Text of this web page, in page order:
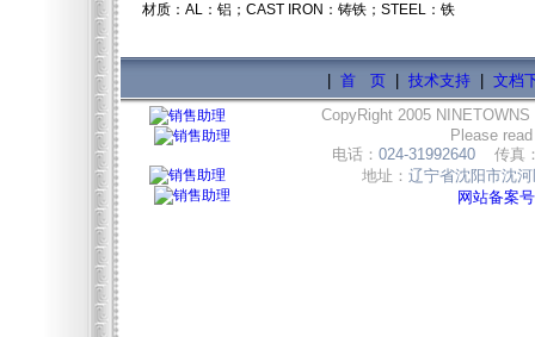
材质：AL：铝；CAST IRON：铸铁；STEEL：铁
首 页| 技术支持| 文档
CopyRight 2005 NINETOWNS
Please
电话： 024-31992640 传真
地址： 辽宁省沈阳市沈
网站备案